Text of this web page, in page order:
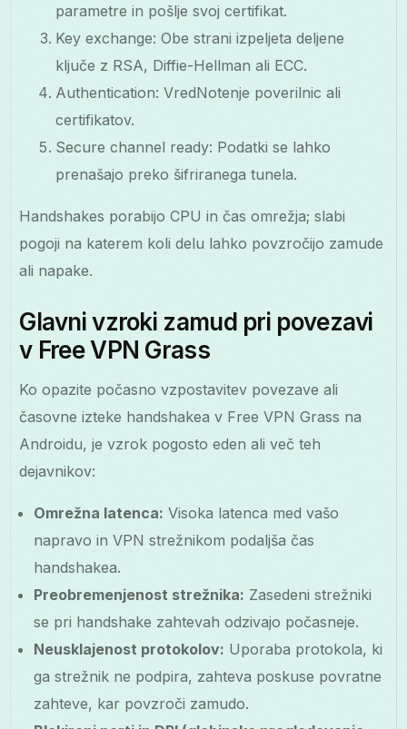
parametre in pošlje svoj certifikat.
Key exchange: Obe strani izpeljeta deljene
ključe z RSA, Diffie-Hellman ali ECC.
Authentication: VredNotenje poverilnic ali
certifikatov.
Secure channel ready: Podatki se lahko
prenašajo preko šifriranega tunela.
Handshakes porabijo CPU in čas omrežja; slabi
pogoji na katerem koli delu lahko povzročijo zamude
ali napake.
Glavni vzroki zamud pri povezavi
v Free VPN Grass
Ko opazite počasno vzpostavitev povezave ali
časovne izteke handshakea v Free VPN Grass na
Androidu, je vzrok pogosto eden ali več teh
dejavnikov:
Omrežna latenca: Visoka latenca med vašo
napravo in VPN strežnikom podaljša čas
handshakea.
Preobremenjenost strežnika: Zasedeni strežniki
se pri handshake zahtevah odzivajo počasneje.
Neusklajenost protokolov: Uporaba protokola, ki
ga strežnik ne podpira, zahteva poskuse povratne
zahteve, kar povzroči zamudo.